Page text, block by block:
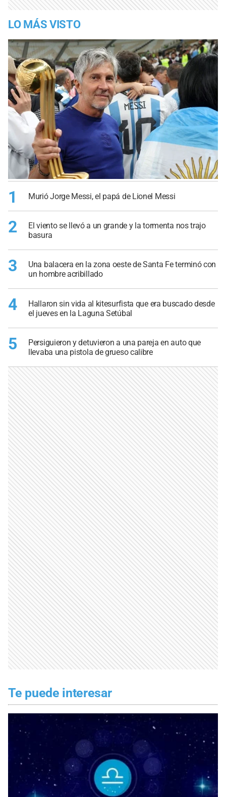
LO MÁS VISTO
1 Murió Jorge Messi, el papá de Lionel Messi
2
El viento se llevó a un grande y la tormenta nos trajo
basura
3
Una balacera en la zona oeste de Santa Fe terminó con
un hombre acribillado
4
Hallaron sin vida al kitesurfista que era buscado desde
el jueves en la Laguna Setúbal
5
Persiguieron y detuvieron a una pareja en auto que
llevaba una pistola de grueso calibre
Te puede interesar